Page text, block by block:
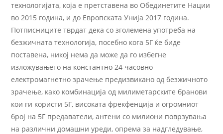
технологијата, која е претставена во Обединетите Нации
во 2015 година, и до Европската Унија 2017 година.
Потписниците тврдат дека со зголемена употреба на
безжичната технологија, посебно кога 5Г ќе биде
поставена, никој нема да може да го избегне
изложувањето на константно 24 часовно
електромагнетно зрачење предизвикано од безжичното
зрачење, како комбинација од милиметарските бранови
кои ги користи 5Г, високата фрекфенција и огромниот
број на 5Г предаватели, антени со милиони поврзувања
на различни домашни уреди, опрема за надгледување,